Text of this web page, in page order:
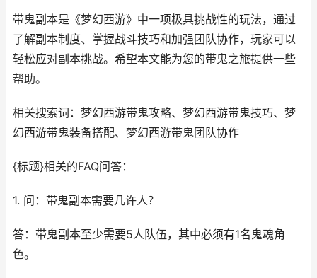
带鬼副本是《梦幻西游》中一项极具挑战性的玩法，通过
了解副本制度、掌握战斗技巧和加强团队协作，玩家可以
轻松应对副本挑战。希望本文能为您的带鬼之旅提供一些
帮助。
相关搜索词：梦幻西游带鬼攻略、梦幻西游带鬼技巧、梦
幻西游带鬼装备搭配、梦幻西游带鬼团队协作
{标题}相关的FAQ问答：
1. 问：带鬼副本需要几许人？
答：带鬼副本至少需要5人队伍，其中必须有1名鬼魂角
色。